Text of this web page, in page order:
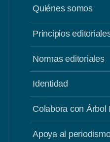
Quiénes somos
Principios
Normas editoriales
Identidad
Colabora con Árbol
Apoya al